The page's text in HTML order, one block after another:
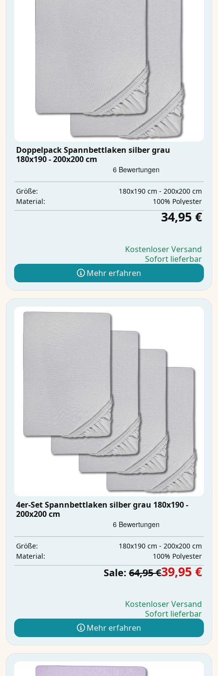
Doppelpack Spannbettlaken silber grau
180x190 - 200x200 cm
Größe:
180x190 cm - 200x200 cm
Material:
‎100% Polyester
34,95 €
Kostenloser Versand
Sofort lieferbar
Mehr erfahren
4er-Set Spannbettlaken silber grau 180x190 -
200x200 cm
Größe:
180x190 cm - 200x200 cm
Material:
‎100% Polyester
Sale: 64,95 €39,95 €
Kostenloser Versand
Sofort lieferbar
Mehr erfahren